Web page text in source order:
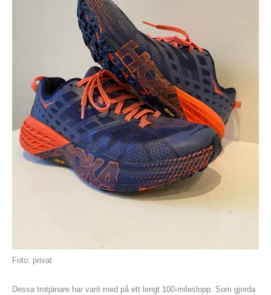
Foto: privat
Dessa trotjänare har varit med på ett lerigt 100-mileslopp. Som gjorda